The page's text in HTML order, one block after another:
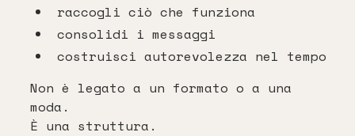
raccogli ciò che funziona
consolidi i messaggi
costruisci autorevolezza nel tempo
Non è legato a un formato o a una
moda.
È una struttura.